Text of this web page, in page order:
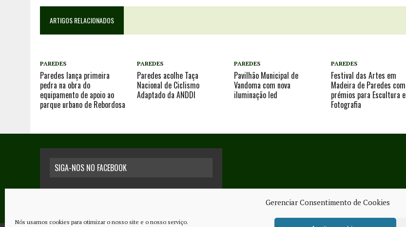
Gerenciar Consentimento de Cookies
Nós usamos cookies para otimizar o nosso site e o nosso serviço.
ARTIGOS RELACIONADOS
PAREDES
Paredes lança primeira
pedra na obra do
equipamento de apoio ao
parque urbano de Rebordosa
PAREDES
Paredes acolhe Taça
Nacional de Ciclismo
Adaptado da ANDDI
PAREDES
Pavilhão Municipal de
Vandoma com nova
iluminação led
PAREDES
Festival das Artes em
Madeira de Paredes com
prémios para Escultura e
Fotografia
SIGA-NOS NO FACEBOOK